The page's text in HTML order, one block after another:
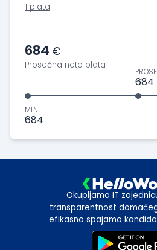
1 plata
684 €
Prosečna neto plata
MIN
684
684
Okupljamo IT
transparentnost
efikasno spajamo